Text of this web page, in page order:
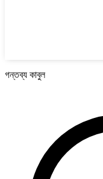
গন্তব্য কাবুল